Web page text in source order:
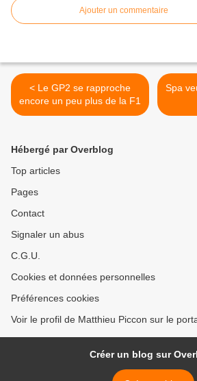
Ajouter un commentaire
< Le GP2 se rapproche
encore un peu plus de la F1
Spa
Hébergé par Overblog
Top articles
Pages
Contact
Signaler un abus
C.G.U.
Cookies et données personnelles
Préférences cookies
Voir le profil de Matthieu Piccon sur le
Créer un blog sur